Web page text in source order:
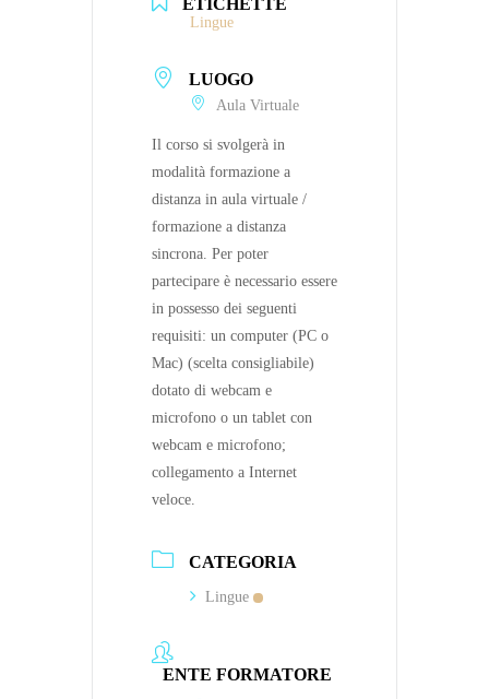
Lingue
LUOGO
Aula Virtuale
Il corso si svolgerà in
modalità formazione a
distanza in aula virtuale /
formazione a distanza
sincrona. Per poter
partecipare è necessario essere
in possesso dei seguenti
requisiti: un computer (PC o
Mac) (scelta consigliabile)
dotato di webcam e
microfono o un tablet con
webcam e microfono;
collegamento a Internet
veloce.
CATEGORIA
Lingue
ENTE FORMATORE